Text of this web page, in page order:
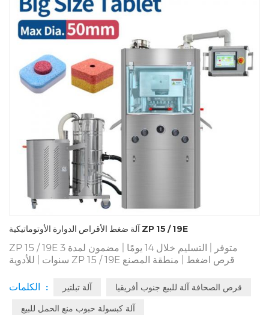
آلة ضغط الأقراص الدوارة الأوتوماتيكية ZP 15 / 19E
ZP 15 / 19E متوفر | التسليم خلال 14 يومًا | مضمون لمدة 3
سنوات | للأدوية ZP 15 / 19E
ZP 15 / 19E
ZP 15 / 19E
الدوارة | مع وحدة التغذية بالقوة ، لا داعي للقلق بشأن المواد
الكلمات : آلة تبلتير
قرص الصحافة آلة للبيع جنوب أفريقيا
آلة كبسولة حبوب منع الحمل للبيع